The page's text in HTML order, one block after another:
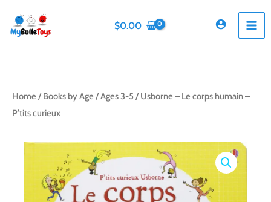
content
$0.00
Home / Books by Age /Ages 3-5/ Usborne – Le corps humain –
P’tits curieux